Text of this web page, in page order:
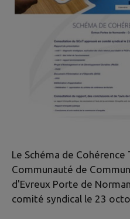
Le Schéma de
Communauté de
d'Evreux Porte de
comité syndical le 23